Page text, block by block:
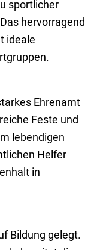
sportlicher
hervorragend
ideale
Ehrenamt
Feste und
lebendigen
Helfer
in
Bildung gelegt.